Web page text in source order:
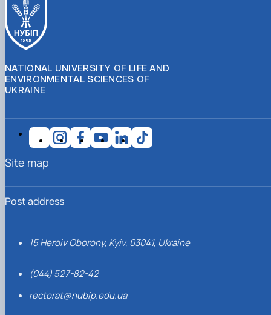
NATIONAL UNIVERSITY OF LIFE AND
ENVIRONMENTAL SCIENCES OF
UKRAINE
Post address
15 Heroiv Oborony, Kyiv, 03041, Ukraine
(044) 527-82-42
rectorat@nubip.edu.ua
Site map